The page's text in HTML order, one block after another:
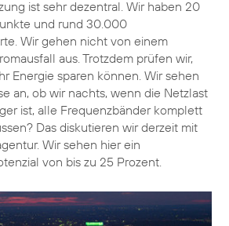
ist sehr dezentral. Wir haben 20
und rund 30.000
Wir gehen nicht von einem
aus. Trotzdem prüfen wir,
Energie sparen können. Wir sehen
an, ob wir nachts, wenn die Netzlast
ist, alle Frequenzbänder komplett
Das diskutieren wir derzeit mit
Wir sehen hier ein
von bis zu 25 Prozent.